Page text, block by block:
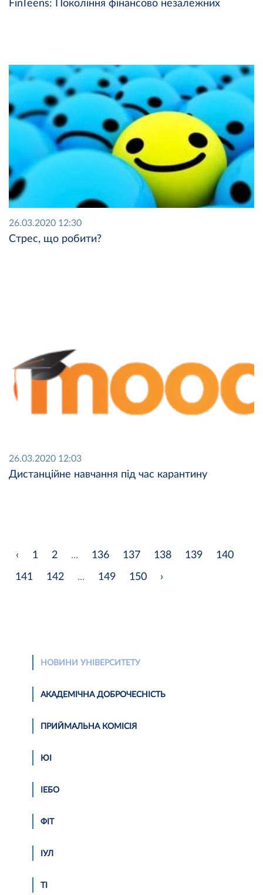
FinTeens: Покоління фінансово незалежних
26.03.2020 12:30
Стрес, що робити?
26.03.2020 12:03
Дистанційне навчання під час карантину
‹ 1 2 ... 136 137 138 139 140
141 142 ... 149 150 ›
НОВИНИ УНІВЕРСИТЕТУ
АКАДЕМІЧНА ДОБРОЧЕСНІСТЬ
ПРИЙМАЛЬНА КОМІСІЯ
ЮІ
ІЕБО
ФІТ
ІУЛ
ТІ